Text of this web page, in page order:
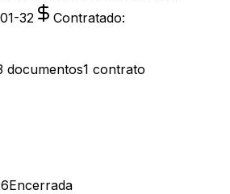
32 Contratado:
documentos1 contrato
Encerrada